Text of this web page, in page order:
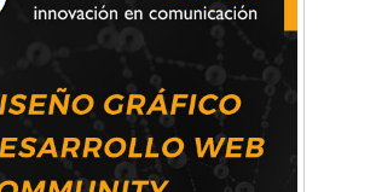
Croce: "Hoy las empresas necesitan
integral para crecer con
teatro, yoga, danza y mucho más:
todos los talleres para aprender y
en la Zona Oeste